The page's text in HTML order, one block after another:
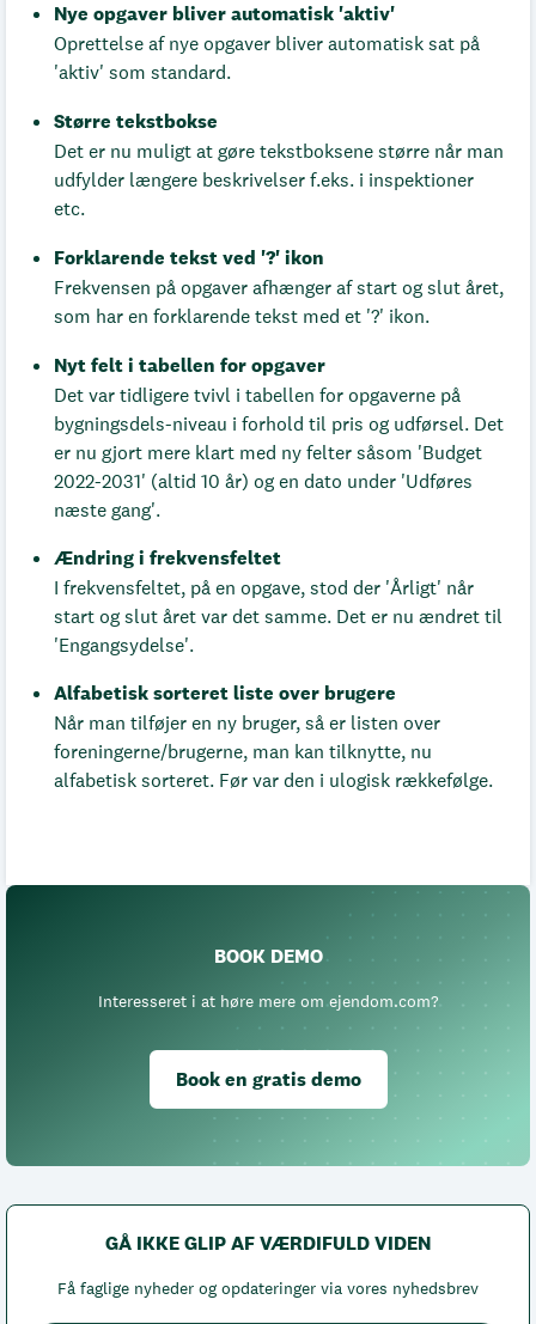
Nye opgaver bliver automatisk 'aktiv'
Oprettelse af nye opgaver bliver automatisk sat på
'aktiv' som standard.
Større tekstbokse
Det er nu muligt at gøre tekstboksene større når man
udfylder længere beskrivelser f.eks. i inspektioner
etc.
Forklarende tekst ved '?' ikon
Frekvensen på opgaver afhænger af start og slut året,
som har en forklarende tekst med et '?' ikon.
Nyt felt i tabellen for opgaver
Det var tidligere tvivl i tabellen for opgaverne på
bygningsdels-niveau i forhold til pris og udførsel. Det
er nu gjort mere klart med ny felter såsom 'Budget
2022-2031' (altid 10 år) og en dato under 'Udføres
næste gang'.
Ændring i frekvensfeltet
I frekvensfeltet, på en opgave, stod der 'Årligt' når
start og slut året var det samme. Det er nu ændret til
'Engangsydelse'.
Alfabetisk sorteret liste over brugere
Når man tilføjer en ny bruger, så er listen over
foreningerne/brugerne, man kan tilknytte, nu
alfabetisk sorteret. Før var den i ulogisk rækkefølge.
BOOK DEMO
Interesseret i at høre mere om ejendom.com?
Book en gratis demo
GÅ IKKE GLIP AF VÆRDIFULD VIDEN
Få faglige nyheder og opdateringer via vores nyhedsbrev